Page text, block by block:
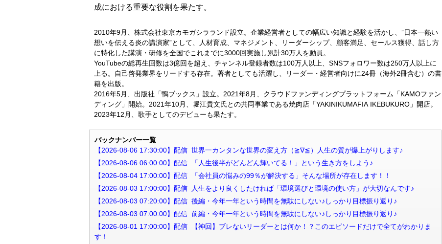
成における重要な役割を果たす。
2010年9月、株式会社東京カモガシラランド設立。企業経営者としての幅広い知識と経験を活かし、”日本一熱い
想いを伝える炎の講演家”として、人材育成、マネジメント、リーダーシップ、顧客満足、セールス獲得、話し方
に特化した講演・研修を全国でこれまでに3000回実施し累計30万人を動員。
YouTubeの総再生回数は3億回を超え、チャンネル登録者数は100万人以上、SNSフォロワー数は250万人以上に
上る。自己啓発業界をリードする存在。著者としても活躍し、リーダー・経営者向けに24冊（海外2冊含む）の書
籍を出版。
2016年5月、出版社「鴨ブックス」設立。2021年8月、クラウドファンディングプラットフォーム「KAMOファン
ディング」開始。2021年10月、堀江貴文氏との共同事業である焼肉店「YAKINIKUMAFIA IKEBUKURO」開店。
2023年12月、歌手としてのデビューも果たす。
バックナンバー一覧
【2026-08-06 17:30:00】配信 世界一カンタンな世界の変え方（≧∇≦）人生の質が爆上がりします♪
【2026-08-06 06:00:00】配信 「人生後半がどんどん輝いてる！」という生き方をしよう♪
【2026-08-04 17:00:00】配信 「会社員の悩みの99％が解決する」そんな場所が存在します！！
【2026-08-03 17:00:00】配信 人生をより良くしたければ「環境選びと環境の使い方」が大切なんです♪
【2026-08-03 07:20:00】配信 後編・今年一年という時間を無駄にしない♪しっかり目標振り返り♪
【2026-08-03 07:00:00】配信 前編・今年一年という時間を無駄にしない♪しっかり目標振り返り♪
【2026-08-01 17:00:00】配信 【神回】ブレないリーダーとは何か！？このエピソードだけで全てがわかりま
す！